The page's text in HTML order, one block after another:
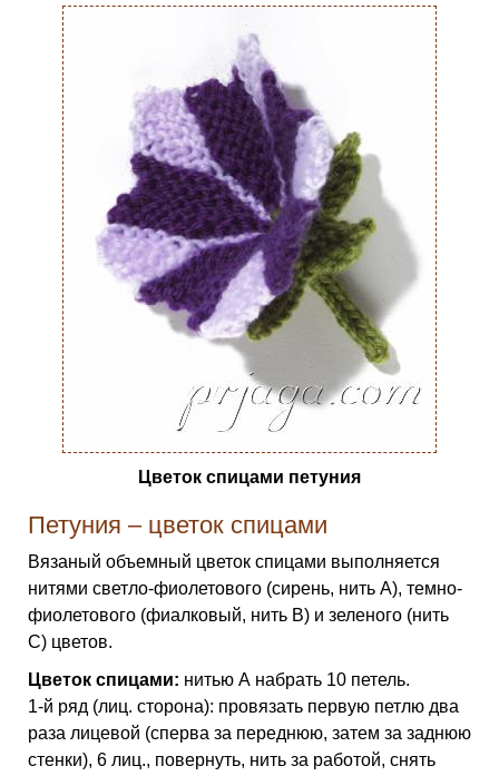
Цветок спицами петуния
Петуния – цветок спицами
Вязаный объемный цветок спицами выполняется
нитями светло-фиолетового (сирень, нить А), темно-
фиолетового (фиалковый, нить В) и зеленого (нить
С) цветов.
Цветок спицами: нитью А набрать 10 петель.
1-й ряд (лиц. сторона): провязать первую петлю два
раза лицевой (сперва за переднюю, затем за заднюю
стенки), 6 лиц., повернуть, нить за работой, снять